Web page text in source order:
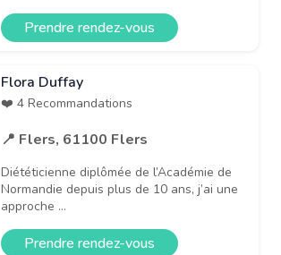
Prendre rendez-vous
Flora Duffay
❤️ 4 Recommandations
📍 Flers, 61100 Flers
Diététicienne diplômée de l’Académie de
Normandie depuis plus de 10 ans, j’ai une
approche ...
Prendre rendez-vous